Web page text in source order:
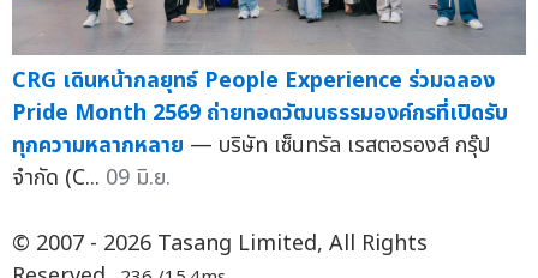
CRG เดินหน้ากลยุทธ์ People Experience ร่วมฉลอง
Pride Month 2569 ถ่ายทอดวัฒนธรรมองค์กรที่เปิดรับ
ทุกความหลากหลาย — บริษัท เซ็นทรัล เรสตอรองส์ กรุ๊ป
จำกัด (C... 09 มิ.ย.
© 2007 - 2026 Tasang Limited, All Rights